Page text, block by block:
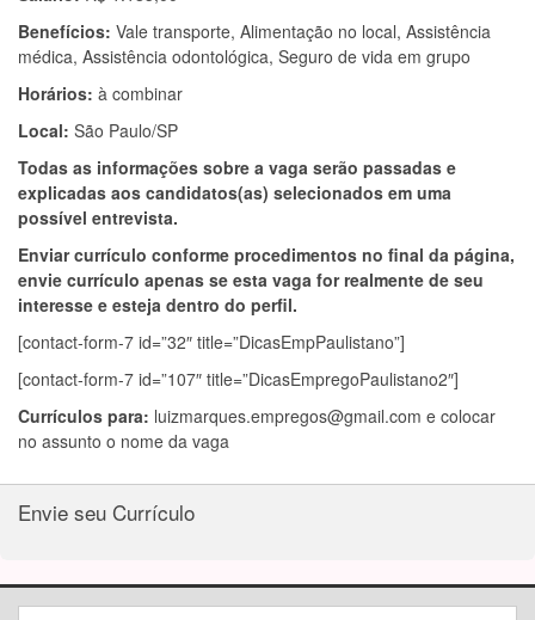
Benefícios: Vale transporte, Alimentação no local, Assistência
médica, Assistência odontológica, Seguro de vida em grupo
Horários: à combinar
Local: São Paulo/SP
Todas as informações sobre a vaga serão passadas e
explicadas aos candidatos(as) selecionados em uma
possível entrevista.
Enviar currículo conforme procedimentos no final da página,
envie currículo apenas se esta vaga for realmente de seu
interesse e esteja dentro do perfil.
[contact-form-7 id=”32″ title=”DicasEmpPaulistano”]
[contact-form-7 id=”107″ title=”DicasEmpregoPaulistano2″]
Currículos para: luizmarques.empregos@gmail.com e colocar
no assunto o nome da vaga
Envie seu Currículo